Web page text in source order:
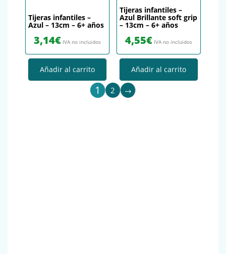
Tijeras infantiles –
Azul – 13cm – 6+ años
3,14€ IVA no incluidos
Añadir al carrito
Tijeras infantiles –
Azul Brillante soft grip
– 13cm – 6+ años
4,55€ IVA no incluidos
Añadir al carrito
1 2 →